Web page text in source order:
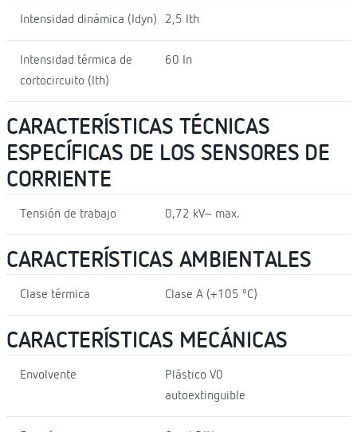
Intensidad dinámica (Idyn) 2,5 Ith
Intensidad térmica de
cortocircuito (Ith)
60 In
CARACTERÍSTICAS TÉCNICAS
ESPECÍFICAS DE LOS SENSORES DE
CORRIENTE
Tensión de trabajo 0,72 kV~ max.
CARACTERÍSTICAS AMBIENTALES
Clase térmica Clase A (+105 ºC)
CARACTERÍSTICAS MECÁNICAS
Envolvente
Plástico V0
autoextinguible